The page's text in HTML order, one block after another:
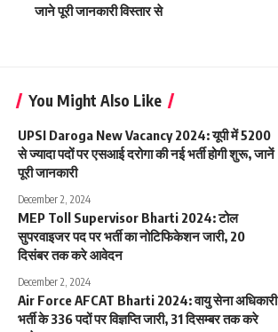
जाने पूरी जानकारी विस्तार से
You Might Also Like
UPSI Daroga New Vacancy 2024: यूपी में 5200
से ज्यादा पदों पर एसआई दरोगा की नई भर्ती होगी शुरू, जानें
पूरी जानकारी
December 2, 2024
MEP Toll Supervisor Bharti 2024: टोल
सुपरवाइजर पद पर भर्ती का नोटिफिकेशन जारी, 20
दिसंबर तक करे आवेदन
December 2, 2024
Air Force AFCAT Bharti 2024: वायु सेना अधिकारी
भर्ती के 336 पदों पर विज्ञप्ति जारी, 31 दिसम्बर तक करे